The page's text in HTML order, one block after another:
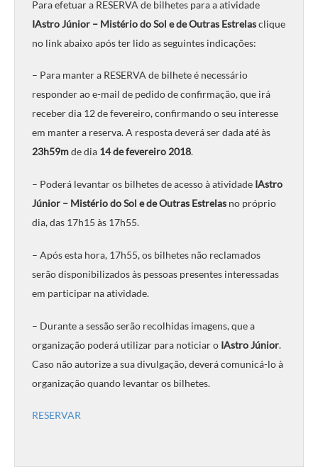
Para efetuar a RESERVA de bilhetes para a atividade
IAstro Júnior – Mistério do Sol e de Outras Estrelasclique
no link abaixo após ter lido as seguintes indicações:
– Para manter a RESERVA de bilhete é necessário
responder ao e-mail de pedido de confirmação, que irá
receber dia 12 de fevereiro, confirmando o seu interesse
em manter a reserva. A resposta deverá ser dada até às
23h59mde dia 14 de fevereiro 2018.
– Poderá levantar os bilhetes de acesso à atividade IAstro
Júnior – Mistério do Sol e de Outras Estrelas no próprio
dia, das 17h15 às 17h55.
– Após esta hora, 17h55, os bilhetes não reclamados
serão disponibilizados às pessoas presentes interessadas
em participar na atividade.
– Durante a sessão serão recolhidas imagens, que a
organização poderá utilizar para noticiar o IAstro Júnior.
Caso não autorize a sua divulgação, deverá comunicá-lo à
organização quando levantar os bilhetes.
RESERVAR